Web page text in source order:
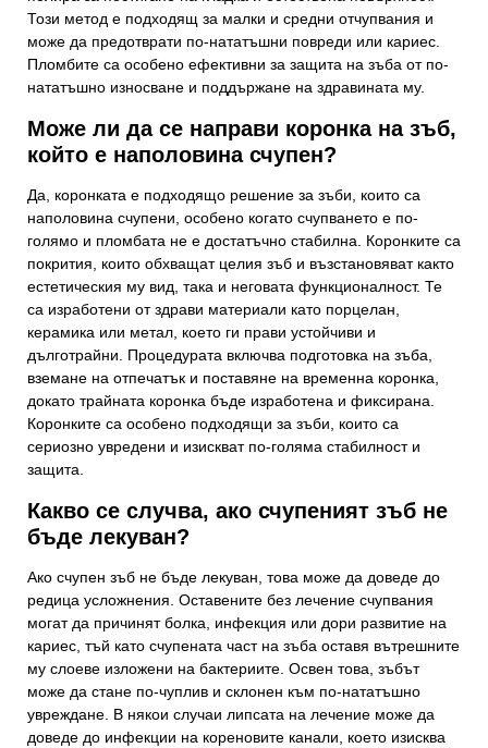
Този метод е подходящ за малки и средни отчупвания и
може да предотврати по-нататъшни повреди или кариес.
Пломбите са особено ефективни за защита на зъба от по-
нататъшно износване и поддържане на здравината му.
Може ли да се направи коронка на зъб,
който е наполовина счупен?
Да, коронката е подходящо решение за зъби, които са
наполовина счупени, особено когато счупването е по-
голямо и пломбата не е достатъчно стабилна. Коронките са
покрития, които обхващат целия зъб и възстановяват както
естетическия му вид, така и неговата функционалност. Те
са изработени от здрави материали като порцелан,
керамика или метал, което ги прави устойчиви и
дълготрайни. Процедурата включва подготовка на зъба,
вземане на отпечатък и поставяне на временна коронка,
докато трайната коронка бъде изработена и фиксирана.
Коронките са особено подходящи за зъби, които са
сериозно увредени и изискват по-голяма стабилност и
защита.
Какво се случва, ако счупеният зъб не
бъде лекуван?
Ако счупен зъб не бъде лекуван, това може да доведе до
редица усложнения. Оставените без лечение счупвания
могат да причинят болка, инфекция или дори развитие на
кариес, тъй като счупената част на зъба оставя вътрешните
му слоеве изложени на бактериите. Освен това, зъбът
може да стане по-чуплив и склонен към по-нататъшно
увреждане. В някои случаи липсата на лечение може да
доведе до инфекции на кореновите канали, което изисква
Вашият имейл адрес
Тема